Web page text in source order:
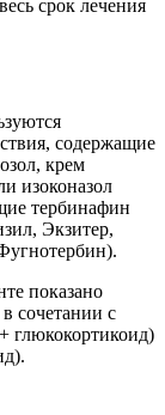
срок лечения
содержащие
крем
изоконазол
тербинафин
Экзитер,
показано
сочетании с
глюкокортикоид)